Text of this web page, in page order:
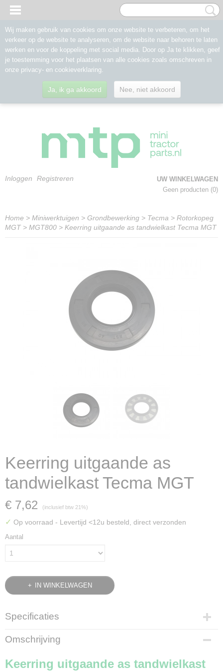
Inloggen Registreren
UW WINKELWAGEN
Geen producten (0)
Home > Miniwerktuigen > Grondbewerking > Tecma > Rotorkopeg
MGT> MGT800 > Keerring uitgaande as tandwielkast Tecma MGT
Keerring uitgaande as
tandwielkast Tecma MGT
€ 7,62 (inclusief btw 21%)
✓ Op voorraad - Levertijd <12u besteld, direct verzonden
Aantal
IN WINKELWAGEN
Specificaties
Bruto gewicht
0,08 Kg
Omschrijving
Keerring uitgaande as tandwielkast
Wij maken gebruik van cookies om onze website te verbeteren, om het
verkeer op de website te analyseren, om de website naar behoren te laten
werken en voor de koppeling met social media. Door op Ja te klikken, geef
je toestemming voor het plaatsen van alle cookies zoals omschreven in
onze privacy- en cookieverklaring.
Ja, ik ga akkoord Nee, niet akkoord